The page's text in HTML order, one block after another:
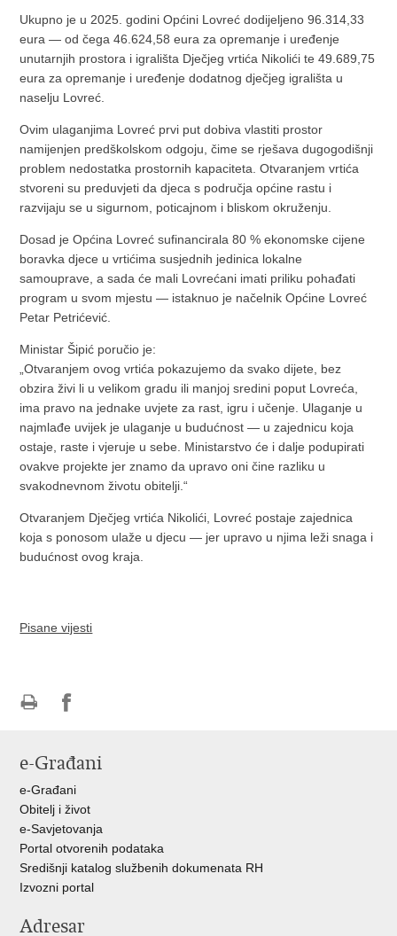
Ukupno je u 2025. godini Općini Lovreć dodijeljeno 96.314,33
eura — od čega 46.624,58 eura za opremanje i uređenje
unutarnjih prostora i igrališta Dječjeg vrtića Nikolići te 49.689,75
eura za opremanje i uređenje dodatnog dječjeg igrališta u
naselju Lovreć.
Ovim ulaganjima Lovreć prvi put dobiva vlastiti prostor
namijenjen predškolskom odgoju, čime se rješava dugogodišnji
problem nedostatka prostornih kapaciteta. Otvaranjem vrtića
stvoreni su preduvjeti da djeca s područja općine rastu i
razvijaju se u sigurnom, poticajnom i bliskom okruženju.
Dosad je Općina Lovreć sufinancirala 80 % ekonomske cijene
boravka djece u vrtićima susjednih jedinica lokalne
samouprave, a sada će mali Lovrećani imati priliku pohađati
program u svom mjestu — istaknuo je načelnik Općine Lovreć
Petar Petrićević.
Ministar Šipić poručio je:
„Otvaranjem ovog vrtića pokazujemo da svako dijete, bez
obzira živi li u velikom gradu ili manjoj sredini poput Lovreća,
ima pravo na jednake uvjete za rast, igru i učenje. Ulaganje u
najmlađe uvijek je ulaganje u budućnost — u zajednicu koja
ostaje, raste i vjeruje u sebe. Ministarstvo će i dalje podupirati
ovakve projekte jer znamo da upravo oni čine razliku u
svakodnevnom životu obitelji.“
Otvaranjem Dječjeg vrtića Nikolići, Lovreć postaje zajednica
koja s ponosom ulaže u djecu — jer upravo u njima leži snaga i
budućnost ovog kraja.
Pisane vijesti
Facebooku
e-Građani
e-Građani
Obitelj i život
e-Savjetovanja
Portal otvorenih podataka
Središnji katalog službenih dokumenata RH
Izvozni portal
Adresar